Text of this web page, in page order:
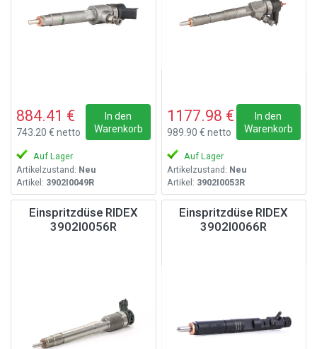
884.41 €
743.20 € netto
In den
Warenkorb
Auf Lager
Artikelzustand: Neu
Artikel: 3902I0049R
1177.98 €
989.90 € netto
In den
Warenkorb
Auf Lager
Artikelzustand: Neu
Artikel: 3902I0053R
Einspritzdüse RIDEX
3902I0056R
Einspritzdüse RIDEX
3902I0066R